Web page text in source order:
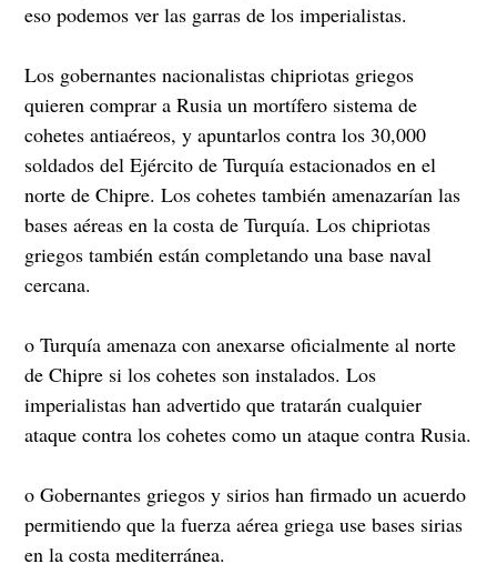
eso podemos ver las garras de los imperialistas.
Los gobernantes nacionalistas chipriotas griegos
quieren comprar a Rusia un mortífero sistema de
cohetes antiaéreos, y apuntarlos contra los 30,000
soldados del Ejército de Turquía estacionados en el
norte de Chipre. Los cohetes también amenazarían las
bases aéreas en la costa de Turquía. Los chipriotas
griegos también están completando una base naval
cercana.
o Turquía amenaza con anexarse oficialmente al norte
de Chipre si los cohetes son instalados. Los
imperialistas han advertido que tratarán cualquier
ataque contra los cohetes como un ataque contra Rusia.
o Gobernantes griegos y sirios han firmado un acuerdo
permitiendo que la fuerza aérea griega use bases sirias
en la costa mediterránea.